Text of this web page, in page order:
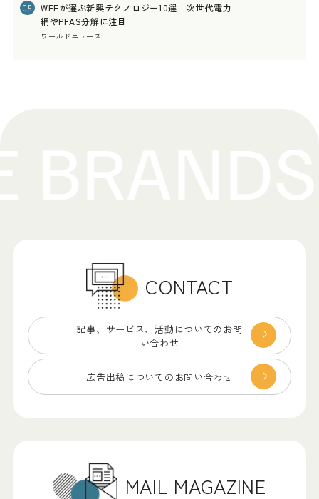
05
WEFが選ぶ新興テクノロジー10選 次世代電力
網やPFAS分解に注目
ワールドニュース
CONTACT
記事、サービス、 活動についてのお問
い合わせ
広告出稿についての お問い合わせ
MAIL MAGAZINE